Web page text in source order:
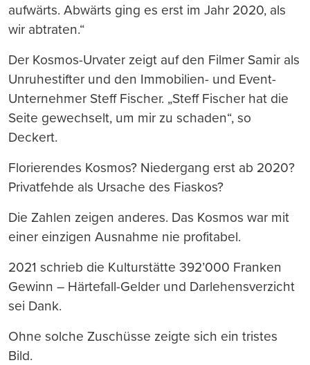
aufwärts. Abwärts ging es erst im Jahr 2020, als
wir abtraten.“
Der Kosmos-Urvater zeigt auf den Filmer Samir als
Unruhestifter und den Immobilien- und Event-
Unternehmer Steff Fischer. „Steff Fischer hat die
Seite gewechselt, um mir zu schaden“, so
Deckert.
Florierendes Kosmos? Niedergang erst ab 2020?
Privatfehde als Ursache des Fiaskos?
Die Zahlen zeigen anderes. Das Kosmos war mit
einer einzigen Ausnahme nie profitabel.
2021 schrieb die Kulturstätte 392’000 Franken
Gewinn – Härtefall-Gelder und Darlehensverzicht
sei Dank.
Ohne solche Zuschüsse zeigte sich ein tristes
Bild.